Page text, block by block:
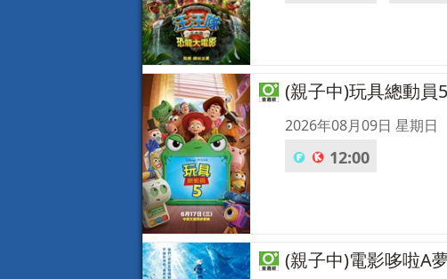
(親子中)玩具總動員5
2026年08月09日 星期日
12:00
(親子中)電影哆啦A